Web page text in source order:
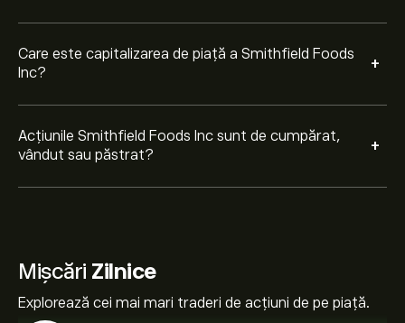
Care este capitalizarea de piață a Smithfield Foods
Inc?
+
Acțiunile Smithfield Foods Inc sunt de cumpărat,
vândut sau păstrat?
+
Mișcări Zilnice
Explorează cei mai mari traderi de acțiuni de pe piață.